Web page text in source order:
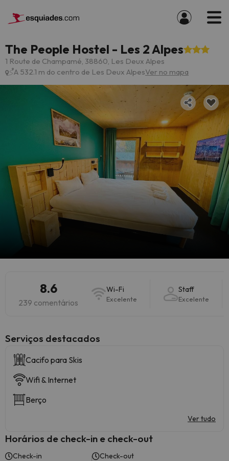
The People Hostel - Les 2 Alpes
1 Route de Champamé, 38860, Les Deux Alpes
A 532.1 m do centro de Les Deux AlpesVer no mapa
8.6
239 comentários
Wi-Fi
Excelente
Staff
Excelente
Serviços destacados
Cacifo para Skis
Wifi & Internet
Berço
Ver tudo
Horários de check-in e check-out
Check-in Check-out